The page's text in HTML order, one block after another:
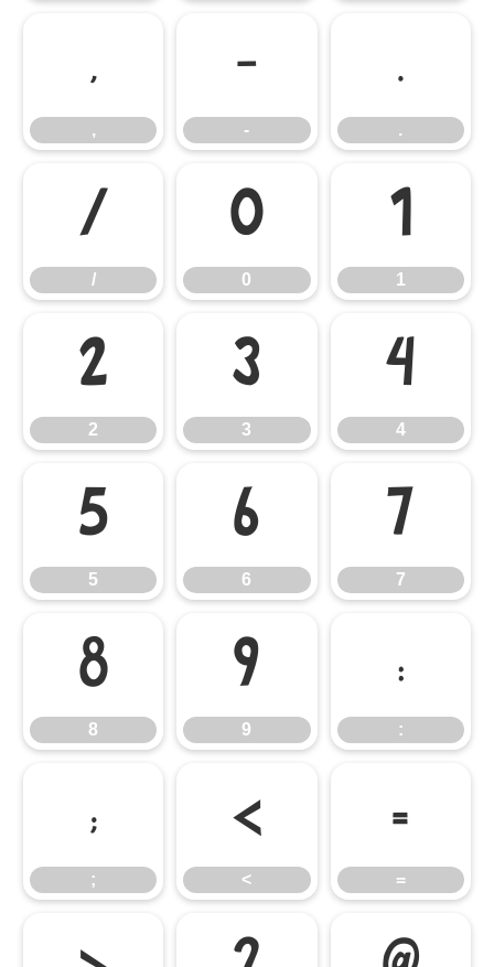
,
,
-
-
.
.
/
/
0
0
1
1
2
2
3
3
4
4
5
5
6
6
7
7
8
8
9
9
:
:
;
;
<
<
=
=